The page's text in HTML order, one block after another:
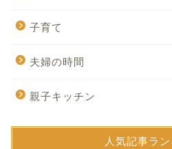
子育て
夫婦の時間
親子キッチン
人気記事ラ